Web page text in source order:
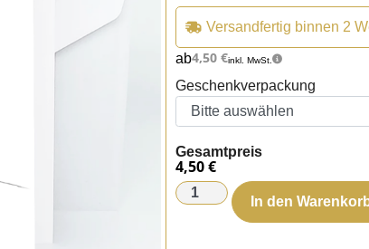
Versandfertig binnen 2
ab4,50 €inkl. MwSt.
Geschenkverpackung
Gesamtpreis
4,50 €
In den